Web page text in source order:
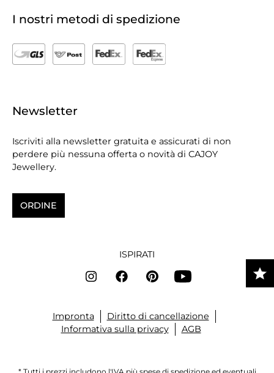
I nostri metodi di spedizione
Newsletter
Iscriviti alla newsletter gratuita e assicurati di non
perdere più nessuna offerta o novità di CAJOY
Jewellery.
ORDINE
ISPIRATI
Impronta
Diritto di cancellazione
Informativa sulla privacy
AGB